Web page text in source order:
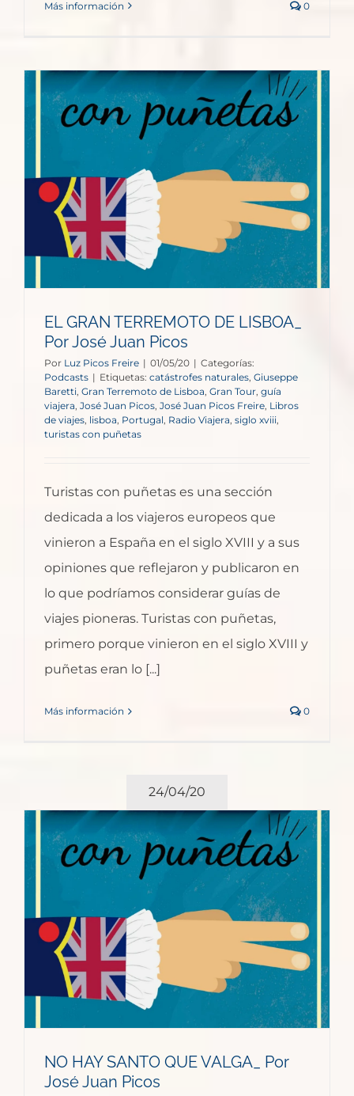
Más información 0
EL GRAN TERREMOTO DE LISBOA_
Por José Juan Picos
Por Luz Picos Freire | 01/05/20 | Categorías:
Podcasts | Etiquetas: catástrofes naturales, Giuseppe
Baretti, Gran Terremoto de Lisboa, Gran Tour, guía
viajera, José Juan Picos, José Juan Picos Freire, Libros
de viajes, lisboa, Portugal, Radio Viajera, siglo xviii,
turistas con puñetas
Turistas con puñetas es una sección
dedicada a los viajeros europeos que
vinieron a España en el siglo XVIII y a sus
opiniones que reflejaron y publicaron en
lo que podríamos considerar guías de
viajes pioneras. Turistas con puñetas,
primero porque vinieron en el siglo XVIII y
puñetas eran lo [...]
Más información 0
24/04/20
NO HAY SANTO QUE VALGA_ Por
José Juan Picos